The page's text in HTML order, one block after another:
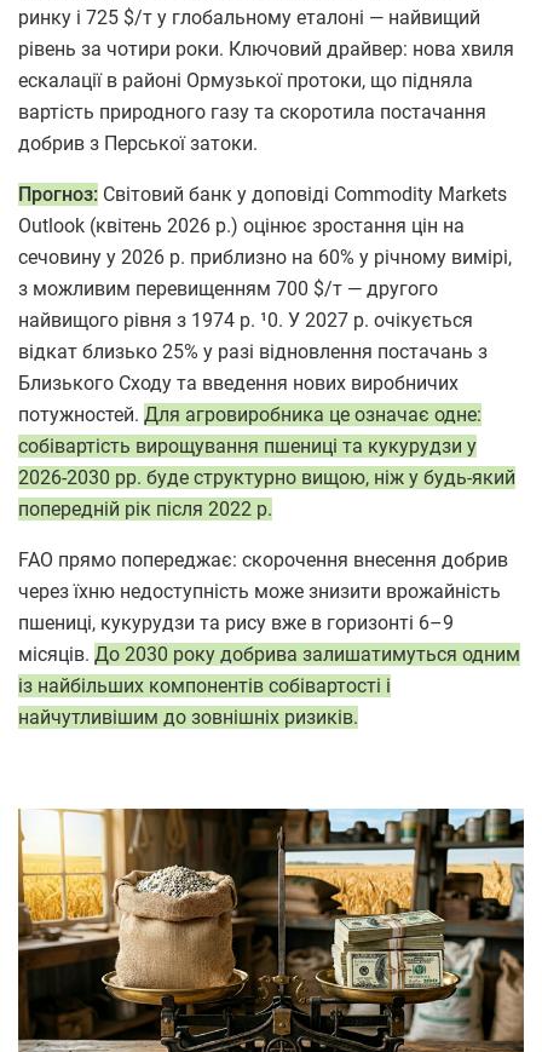
ринку і 725 $/т у глобальному еталоні — найвищий
рівень за чотири роки. Ключовий драйвер: нова хвиля
ескалації в районі Ормузької протоки, що підняла
вартість природного газу та скоротила постачання
добрив з Перської затоки.
Прогноз: Світовий банк у доповіді Commodity Markets
Outlook (квітень 2026 р.) оцінює зростання цін на
сечовину у 2026 р. приблизно на 60% у річному вимірі,
з можливим перевищенням 700 $/т — другого
найвищого рівня з 1974 р. ¹0. У 2027 р. очікується
відкат близько 25% у разі відновлення постачань з
Близького Сходу та введення нових виробничих
потужностей. Для агровиробника це означає одне:
собівартість вирощування пшениці та кукурудзи у
2026-2030 рр. буде структурно вищою, ніж у будь-який
попередній рік після 2022 р.
FAO прямо попереджає: скорочення внесення добрив
через їхню недоступність може знизити врожайність
пшениці, кукурудзи та рису вже в горизонті 6–9
місяців. До 2030 року добрива залишатимуться одним
із найбільших компонентів собівартості і
найчутливішим до зовнішніх ризиків.